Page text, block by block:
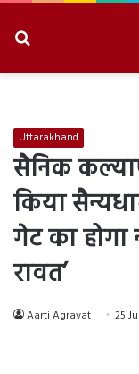
Uttarakhand
सैनिक
किया
गेट का होगा
रावत’
Aarti Agravat 25